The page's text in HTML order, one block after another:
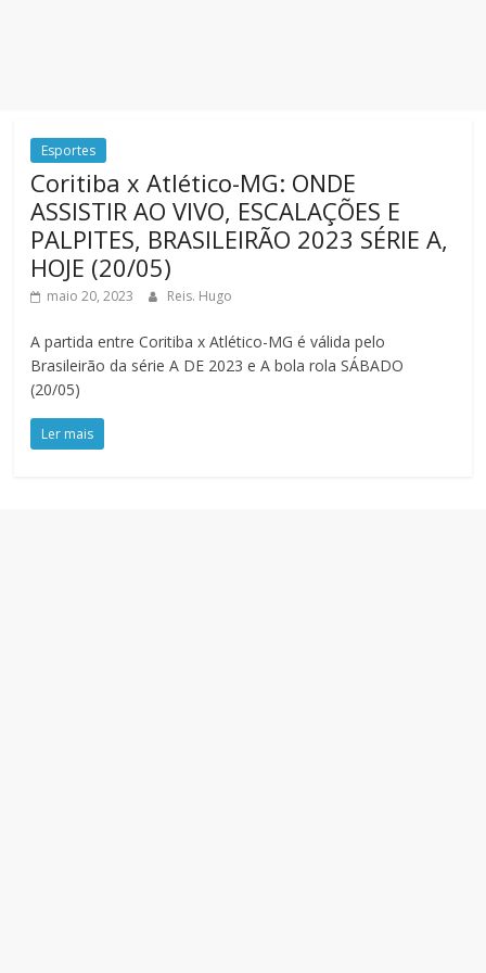
Esportes
Coritiba x Atlético-MG: ONDE
ASSISTIR AO VIVO, ESCALAÇÕES E
PALPITES, BRASILEIRÃO 2023 SÉRIE A,
HOJE (20/05)
maio 20, 2023 Reis. Hugo
A partida entre Coritiba x Atlético-MG é válida pelo
Brasileirão da série A DE 2023 e A bola rola SÁBADO
(20/05)
Ler mais